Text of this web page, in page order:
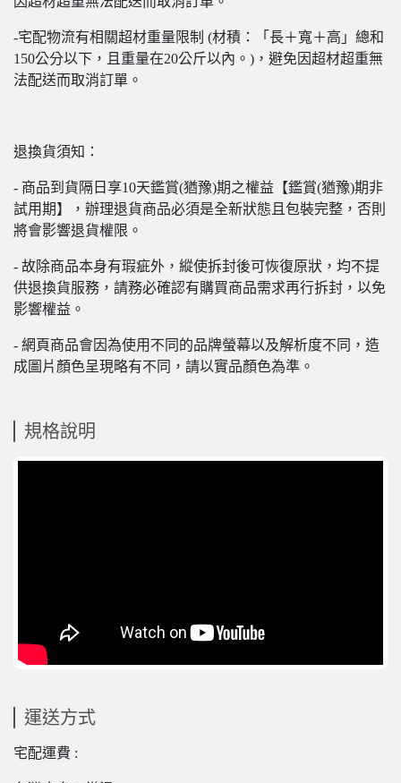
-宅配物流有相關超材重量限制 (材積：「長＋寬＋高」總和
150公分以下，且重量在20公斤以內。)，避免因超材超重無
法配送而取消訂單。
退換貨須知：
- 商品到貨隔日享10天鑑賞(猶豫)期之權益【鑑賞(猶豫)期非
試用期】，辦理退貨商品必須是全新狀態且包裝完整，否則
將會影響退貨權限。
- 故除商品本身有瑕疵外，縱使拆封後可恢復原狀，均不提
供退換貨服務，請務必確認有購買商品需求再行拆封，以免
影響權益。
- 網頁商品會因為使用不同的品牌螢幕以及解析度不同，造
成圖片顏色呈現略有不同，請以實品顏色為準。
規格說明
運送方式
宅配運費 :